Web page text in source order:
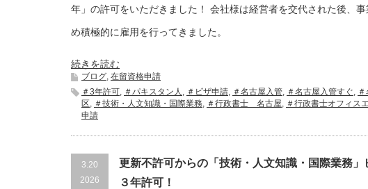
年」の許可をいただきました！ 会社様は経営者を交代された後、事
め積極的に雇用を行ってきました。
続きを読む
ブログ, 在留資格申請
＃3年許可, ＃パキスタン人 , ＃ビザ申請, ＃名古屋入管, ＃名古屋入管すぐ,
区, ＃技術・人文知識・国際業務, ＃行政書士 名古屋, ＃行政書士オフィス
申請
3.20
2026
更新不許可からの「技術・人文知識・国際業務」
３年許可！